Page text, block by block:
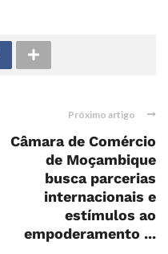
Próximo artigo
Câmara de Comércio
de Moçambique
busca parcerias
internacionais e
estímulos ao
empoderamento ...